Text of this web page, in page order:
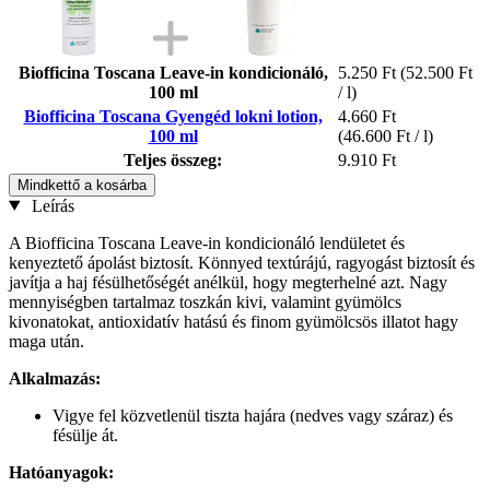
Biofficina Toscana Leave-in kondicionáló,
100 ml
5.250 Ft (52.500 Ft
/ l)
Biofficina Toscana Gyengéd lokni lotion,
100 ml
4.660 Ft
(46.600 Ft / l)
Teljes összeg:
9.910 Ft
Mindkettő a kosárba
Leírás
A Biofficina Toscana Leave-in kondicionáló lendületet és
kenyeztető ápolást biztosít. Könnyed textúrájú, ragyogást biztosít és
javítja a haj fésülhetőségét anélkül, hogy megterhelné azt. Nagy
mennyiségben tartalmaz toszkán kivi, valamint gyümölcs
kivonatokat, antioxidatív hatású és finom gyümölcsös illatot hagy
maga után.
Alkalmazás:
Vigye fel közvetlenül tiszta hajára (nedves vagy száraz) és
fésülje át.
Hatóanyagok: